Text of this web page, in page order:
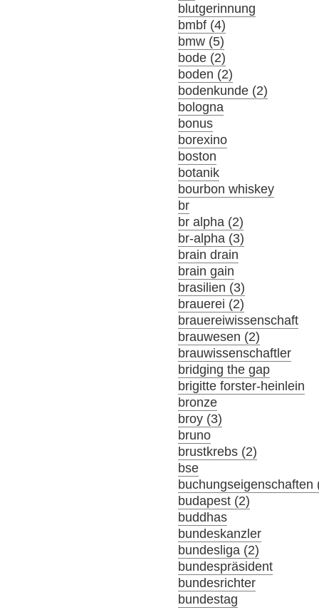
blutgerinnung
bmbf (4)
bmw (5)
bode (2)
boden (2)
bodenkunde (2)
bologna
bonus
borexino
boston
botanik
bourbon whiskey
br
br alpha (2)
br-alpha (3)
brain drain
brain gain
brasilien (3)
brauerei (2)
brauereiwissenschaft
brauwesen (2)
brauwissenschaftler
bridging the gap
brigitte forster-heinlein
bronze
broy (3)
bruno
brustkrebs (2)
bse
buchungseigenschaften
budapest (2)
buddhas
bundeskanzler
bundesliga (2)
bundespräsident
bundesrichter
bundestag